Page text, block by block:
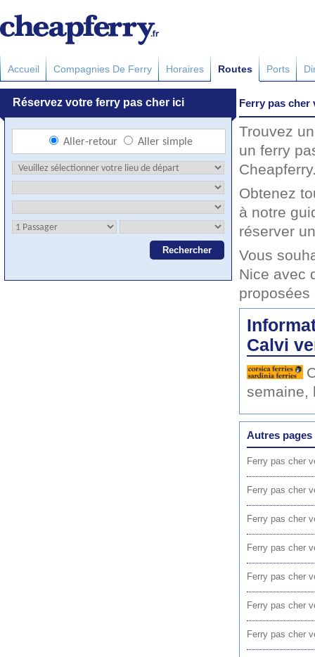
Accueil Compagnies De Ferry Horaires Routes Ports
Ferry pas cher
Trouvez
un ferry
Obtenez
à notre
réserver
Vous
Nice avec
proposées
Calvi
semaine,
Autres pages
Ferry pas cher
Ferry pas cher
Ferry pas cher
Ferry pas cher
Ferry pas cher
Ferry pas cher
Ferry pas cher